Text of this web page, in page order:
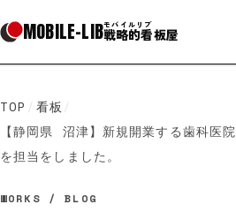
MOBILE-LIBモバイルリブ
戦略的看板屋
TOP / 看板 /
【静岡県 沼津】新規開業する歯科医
を担当をしました。
WORKS / BLOG